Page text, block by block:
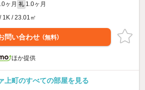
ヶ月 礼 1.0ヶ月
1K / 23.01㎡
問い合わせ （無料）
ほか提供
上町のすべての部屋を見る